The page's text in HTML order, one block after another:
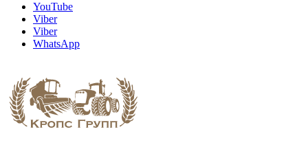
YouTube
Viber
Viber
WhatsApp